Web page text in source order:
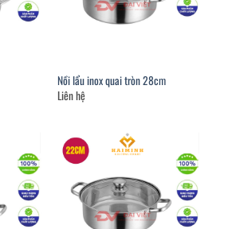
Nồi lẩu inox quai tròn 28cm
Liên hệ